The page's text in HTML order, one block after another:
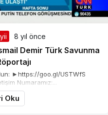
8 yıl önce
Demir Türk Savunma
►https://goo.gl/USTWfS
Numaramız:...
Oku